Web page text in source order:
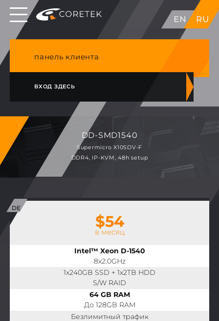
EN RU
Выделенные серверы в ЕС, Японии, ГК, США
NVME VPS & cPanel премиум хостинг в
панель клиента
ВХОД ЗДЕСЬ
DD-SMD1540
Supermicro X10SDV-F
DDR4, IP-KVM, 48h setup
$54
в месяц
Intel™ Xeon D-1540
8x2.0GHz
1x240GB SSD + 1x2TB HDD
S/W RAID
64 GB RAM
До 128GB RAM
Безлимитный трафик